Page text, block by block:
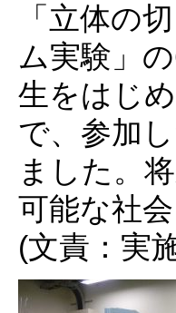
「立体の
ム実験」
生をはじ
で、参加
ました。
可能な社
(文責：実